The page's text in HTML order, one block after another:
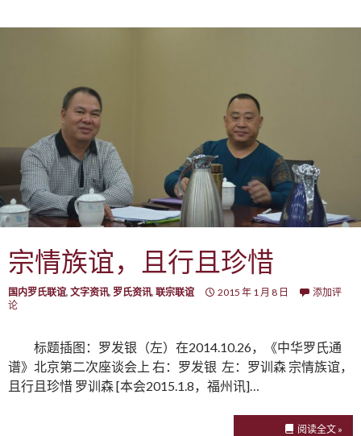
宗情族谊，且行且珍惜
国内罗氏联谊, 文字资讯, 罗氏资讯, 联宗联谊 2015 年 1 月 8 日
添加评
论
标题插图：罗发银（左）在2014.10.26，《中华罗氏通
谱》北京第二次座谈会上 右：罗发银 左：罗训森 宗情族谊，
且行且珍惜 罗训森 [本会2015.1.8，福州讯]…
阅读全文 »